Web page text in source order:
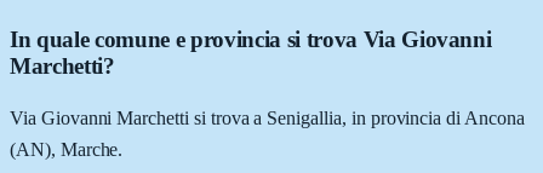
In quale comune e provincia si trova Via Giovanni
Marchetti?
Via Giovanni Marchetti si trova a Senigallia, in provincia di Ancona
(AN), Marche.